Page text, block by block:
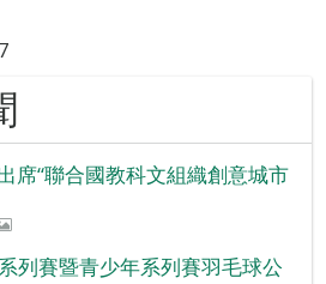
席“聯合國教科文組織創意城市
列賽暨青少年系列賽羽毛球公